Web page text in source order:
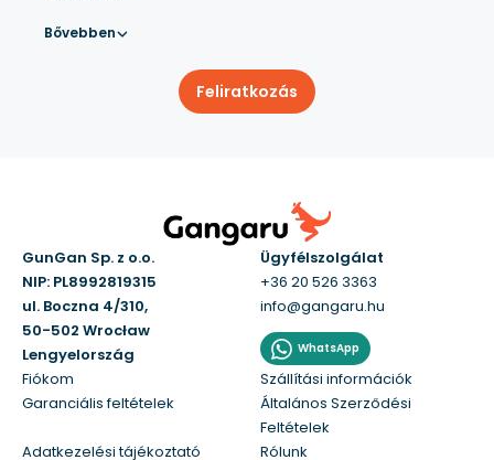
Bővebben
Feliratkozás
GunGan Sp. z o.o.
NIP: PL8992819315
ul. Boczna 4/310,
50-502 Wrocław
Lengyelország
Ügyfélszolgálat
+36 20 526 3363
info@gangaru.hu
WhatsApp
Fiókom
Szállítási információk
Garanciális feltételek
Általános Szerződési
Feltételek
Adatkezelési tájékoztató
Rólunk